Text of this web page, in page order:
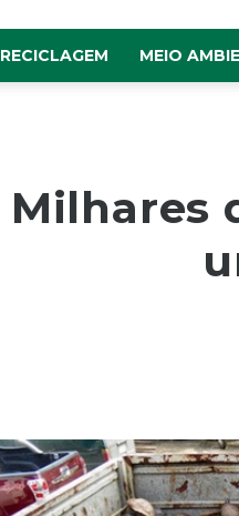
RECICLAGEM MEIO
Milhares